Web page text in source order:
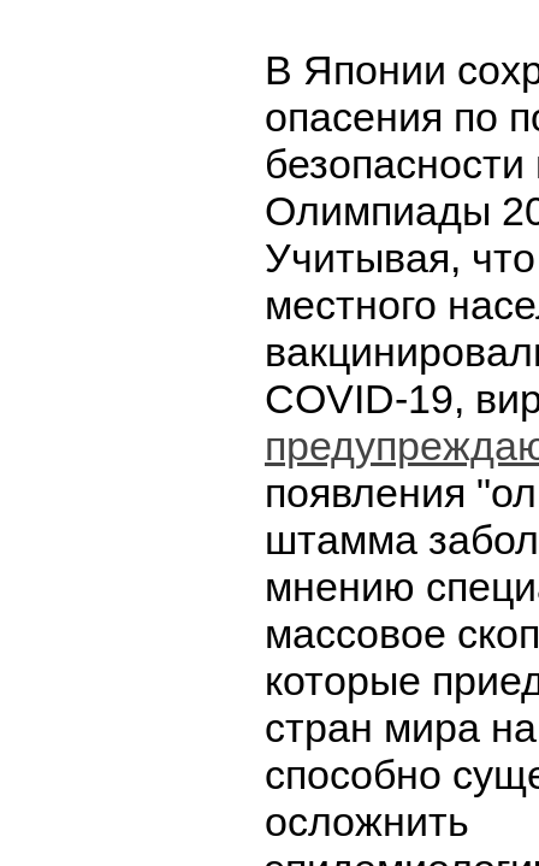
В Японии
опасения по
Олимпиады
Учитывая,
местного
COVID-19,
появления
штамма
мнению
массовое
которые
стран мира
способно
осложнить